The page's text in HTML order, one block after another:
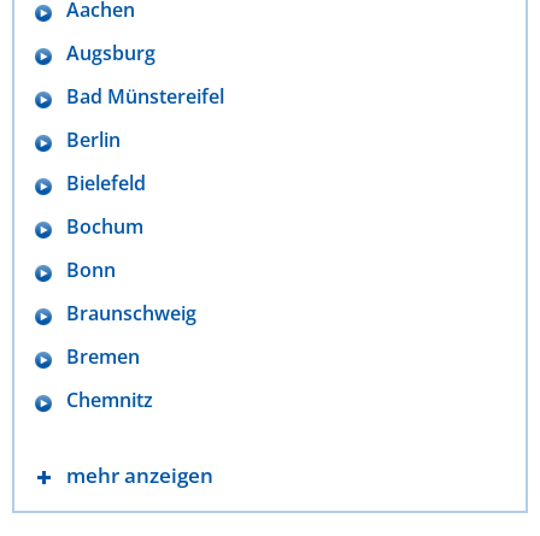
Aachen
Augsburg
Bad Münstereifel
Berlin
Bielefeld
Bochum
Bonn
Braunschweig
Bremen
Chemnitz
mehr anzeigen